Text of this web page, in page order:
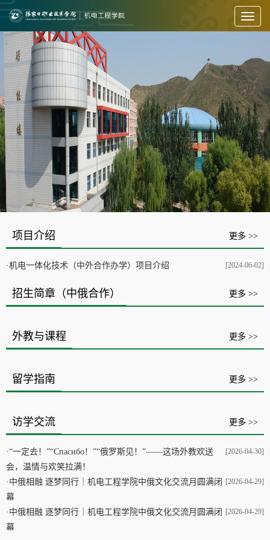
Toggle
项目介绍 更多 >>
[2024-06-02]
·机电一体化技术（中外合作办学）项目介绍
招生简章（中俄合作） 更多 >>
外教与课程 更多 >>
留学指南 更多 >>
访学交流 更多 >>
[2026-04-30]
·“一定去！”“Спасибо！”“俄罗斯见！”——这场外教欢送
会，温情与欢笑拉满！
[2026-04-29]
· 中俄相融 逐梦同行｜机电工程学院中俄文化交流月圆满闭
幕
[2026-04-29]
· 中俄相融 逐梦同行｜机电工程学院中俄文化交流月圆满闭
幕